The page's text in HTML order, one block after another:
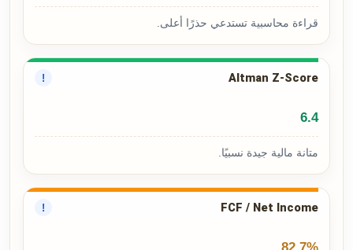
قراءة محاسبية تستدعي حذرًا أعلى.
Altman Z-Score
!
6.4
متانة مالية جيدة نسبيًا.
FCF / Net Income
!